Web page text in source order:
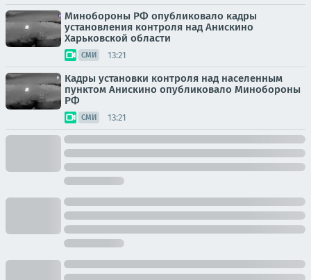
Минобороны РФ опубликовало кадры
установления контроля над Анискино
Харьковской области
СМИ 13:21
Кадры установки контроля над населенным
пунктом Анискино опубликовало Минобороны
РФ
СМИ 13:21